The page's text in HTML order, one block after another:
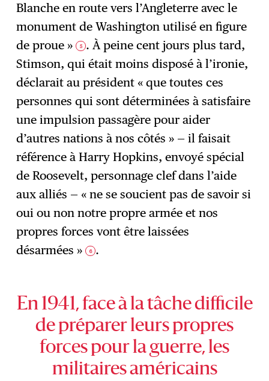
Blanche en route vers l’Angleterre avec le
monument de Washington utilisé en figure
de proue » 5 . À peine cent jours plus tard,
Stimson, qui était moins disposé à l’ironie,
déclarait au président « que toutes ces
personnes qui sont déterminées à satisfaire
une impulsion passagère pour aider
d’autres nations à nos côtés » — il faisait
référence à Harry Hopkins, envoyé spécial
de Roosevelt, personnage clef dans l’aide
aux alliés — « ne se soucient pas de savoir si
oui ou non notre propre armée et nos
propres forces vont être laissées
désarmées » 6 .
En 1941, face à la tâche difficile
de préparer leurs propres
forces pour la guerre, les
militaires américains